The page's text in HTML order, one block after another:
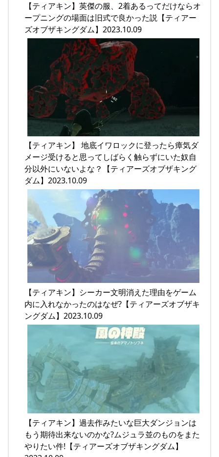
【ティアキン】英傑の服、2着あるってだけならオ
ープニングの場面は旧式で良かった説【ティアー
ズオブザキングダム】2023.10.09
【ティアキン】 地底イワロックに登ったら瘴気ダ
メージ受けると思ってしばらく触らずにいた奴自
分以外にいないよな？【ティアーズオブザキング
ダム】2023.10.09
【ティアキン】シーカー文明消えた理由をゲーム
内に入れなかったのはなぜ?【ティアーズオブザキ
ングダム】2023.10.09
【ティアキン】過去作みたいな巨大ダンジョンは
もう期待出来ないのかな?ムジュラ並のものをまた
やりたい件!【ティアーズオブザキングダム】